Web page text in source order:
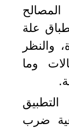
علة
والنظر
وما
ضرب